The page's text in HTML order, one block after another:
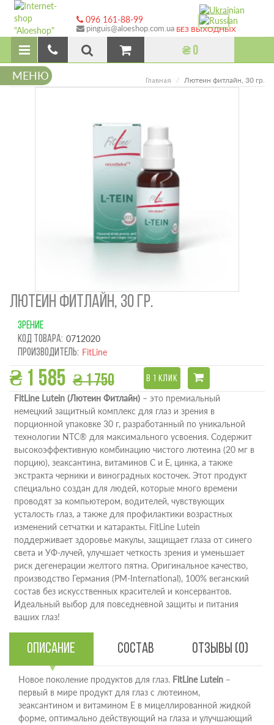
096 161-88-99
pinguis@aloeshop.com.ua БЕЗ ВЫХОДНЫХ
₴ 0
МЕНЮ Главная Лютеин фитлайн, 30 гр.
ЛЮТЕИН ФИТЛАЙН, 30 ГР.
ЗРЕНИЕ
Код товара: 0712020
Производитель: FitLine
₴ 1 585 ₴ 1 750 В 1 КЛИК
FitLine Lutein (Лютеин Фитлайн) – это премиальный
немецкий защитный комплекс для глаз и зрения в
порционной упаковке 30 г, разработанный по уникальной
технологии NTC® для максимального усвоения. Содержит
высокоэффективную комбинацию чистого лютеина (20 мг в
порцию), зеаксантина, витаминов С и Е, цинка, а также
экстракта черники и виноградных косточек. Этот продукт
специально создан для людей, которые много времени
проводят за компьютером, водителей, чувствующих
усталость глаз, а также для профилактики возрастных
изменений сетчатки и катаракты. FitLine Lutein
поддерживает здоровье макулы, защищает глаза от синего
света и УФ-лучей, улучшает четкость зрения и уменьшает
риск дегенерации желтого пятна. Оригинальное качество,
производство Германия (PM-International), 100% веганский
состав без искусственных красителей и консервантов.
Идеальный выбор для повседневной защиты и питания
ваших глаз!
Описание Состав Отзывы (0)
Новое поколение продуктов для глаз. FitLine Lutein –
первый в мире продукт для глаз с лютеином,
зеаксантином и витамином Е в мицеллированной жидкой
форме, оптимально действующий на глаза и улучшающий